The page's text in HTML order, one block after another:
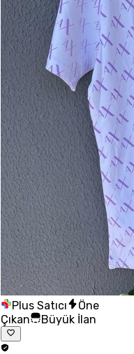
Plus Satıcı
Öne
Çıkan
Büyük İlan